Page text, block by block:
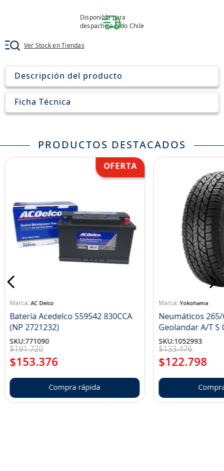
Disponible para
despacho a todo Chile
Ver Stock en Tiendas
Descripción del producto
Ficha Técnica
PRODUCTOS DESTACADOS
AC Delco
Batería Acedelco S59542 830CCA
(NP 2721232)
SKU:771090
$191.720
$153.376
Compra rápida
Yokohama
Neumáticos 265/
SKU:1052993
$133.476
$122.798
10
jockey john deere